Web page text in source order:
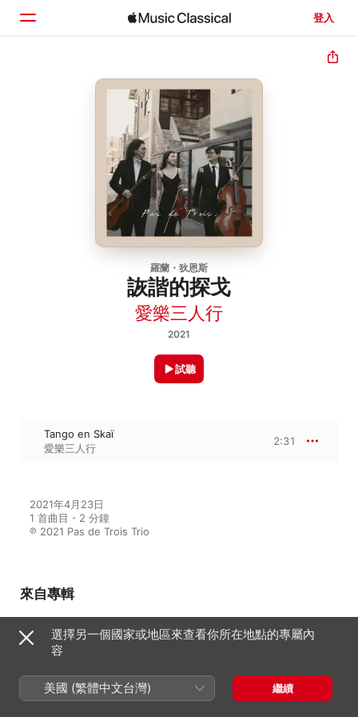
登入
羅蘭・狄恩斯
詼諧的探戈
愛樂三人行
2021
試聽
Tango en Skaï
愛樂三人行
2:31
2021年4月23日
1 首曲目・2 分鐘
℗ 2021 Pas de Trois Trio
來自專輯
愛樂三人行
選擇另一個國家或地區來查看你所在地點的專屬內
容
美國 (繁體中文台灣) 繼續